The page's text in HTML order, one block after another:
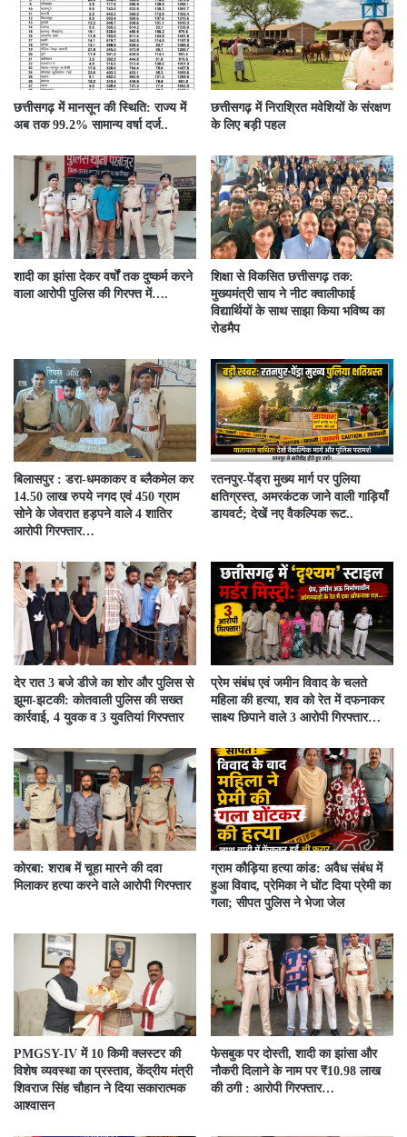
छत्तीसगढ़ में मानसून की स्थिति: राज्य में
अब तक 99.2% सामान्य वर्षा दर्ज..
छत्तीसगढ़ में निराश्रित मवेशियों के संरक्षण
के लिए बड़ी पहल
शादी का झांसा देकर वर्षों तक दुष्कर्म करने
वाला आरोपी पुलिस की गिरफ्त में….
शिक्षा से विकसित छत्तीसगढ़ तक:
मुख्यमंत्री साय ने नीट क्वालीफाई
विद्यार्थियों के साथ साझा किया भविष्य का
रोडमैप
बिलासपुर : डरा-धमकाकर व ब्लैकमेल कर
14.50 लाख रुपये नगद एवं 450 ग्राम
सोने के जेवरात हड़पने वाले 4 शातिर
आरोपी गिरफ्तार…
रतनपुर-पेंड्रा मुख्य मार्ग पर पुलिया
क्षतिग्रस्त, अमरकंटक जाने वाली गाड़ियाँ
डायवर्ट; देखें नए वैकल्पिक रूट..
देर रात 3 बजे डीजे का शोर और पुलिस से
झूमा-झटकी: कोतवाली पुलिस की सख्त
कार्रवाई, 4 युवक व 3 युवतियां गिरफ्तार
प्रेम संबंध एवं जमीन विवाद के चलते
महिला की हत्या, शव को रेत में दफनाकर
साक्ष्य छिपाने वाले 3 आरोपी गिरफ्तार…
कोरबा: शराब में चूहा मारने की दवा
मिलाकर हत्या करने वाले आरोपी गिरफ्तार
ग्राम कौड़िया हत्या कांड: अवैध संबंध में
हुआ विवाद, प्रेमिका ने घोंट दिया प्रेमी का
गला; सीपत पुलिस ने भेजा जेल
PMGSY-IV में 10 किमी क्लस्टर की
विशेष व्यवस्था का प्रस्ताव, केंद्रीय मंत्री
शिवराज सिंह चौहान ने दिया सकारात्मक
आश्वासन
फेसबुक पर दोस्ती, शादी का झांसा और
नौकरी दिलाने के नाम पर ₹10.98 लाख
की ठगी : आरोपी गिरफ्तार…